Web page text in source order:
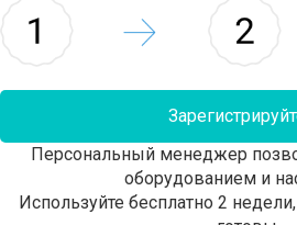
Персональный менеджер
оборудованием и
Используйте бесплатно 2